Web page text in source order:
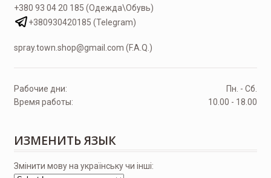
+380 93 04 20 185 (Одежда\Обувь)
+380930420185 (Telegram)
spray.town.shop@gmail.com (F.A.Q.)
Рабочие дни:
Пн. - Сб.
Время работы:
10.00 - 18.00
ИЗМЕНИТЬ ЯЗЫК
Змінити мову на українську чи інші: